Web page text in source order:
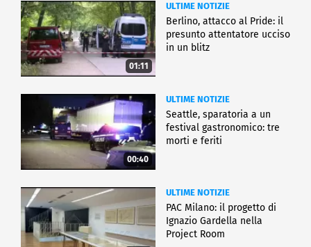
01:11
ULTIME NOTIZIE
Berlino, attacco al Pride: il
presunto attentatore ucciso
in un blitz
00:40
ULTIME NOTIZIE
Seattle, sparatoria a un
festival gastronomico: tre
morti e feriti
ULTIME NOTIZIE
PAC Milano: il progetto di
Ignazio Gardella nella
Project Room